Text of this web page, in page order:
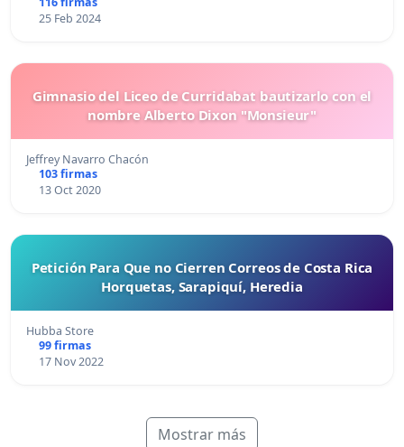
25 Feb 2024
Gimnasio del Liceo de Curridabat bautizarlo con el
nombre Alberto Dixon "Monsieur"
Jeffrey Navarro Chacón
103 firmas
13 Oct 2020
Petición Para Que no Cierren Correos de Costa Rica
Horquetas, Sarapiquí, Heredia
Hubba Store
99 firmas
17 Nov 2022
Mostrar más